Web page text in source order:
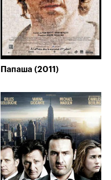
Папаша (2011)